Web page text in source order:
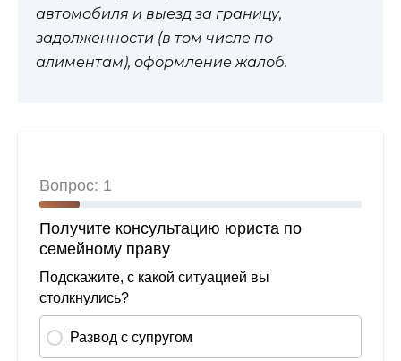
автомобиля и выезд за границу,
задолженности (в том числе по
алиментам), оформление жалоб.